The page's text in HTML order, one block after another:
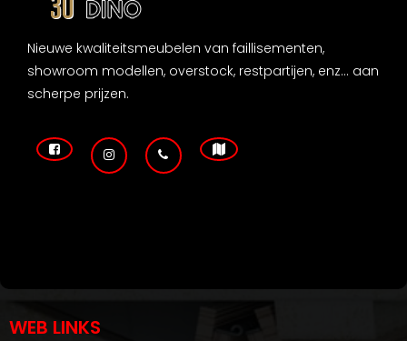
Nieuwe kwaliteitsmeubelen van faillisementen,
showroom modellen, overstock, restpartijen, enz... aan
scherpe prijzen.
WEB LINKS